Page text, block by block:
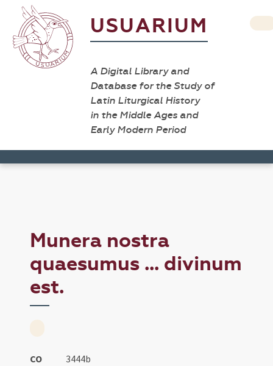
USUARIUM
A Digital Library and
Database for the Study of
Latin Liturgical History
in the Middle Ages and
Early Modern Period
Munera nostra
quaesumus ... divinum
est.
CO
3444b